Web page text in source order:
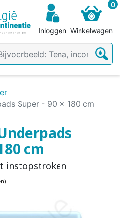
Inloggen
0
Winkelwagen
Super - 90 x 180 cm
cm
instopstroken